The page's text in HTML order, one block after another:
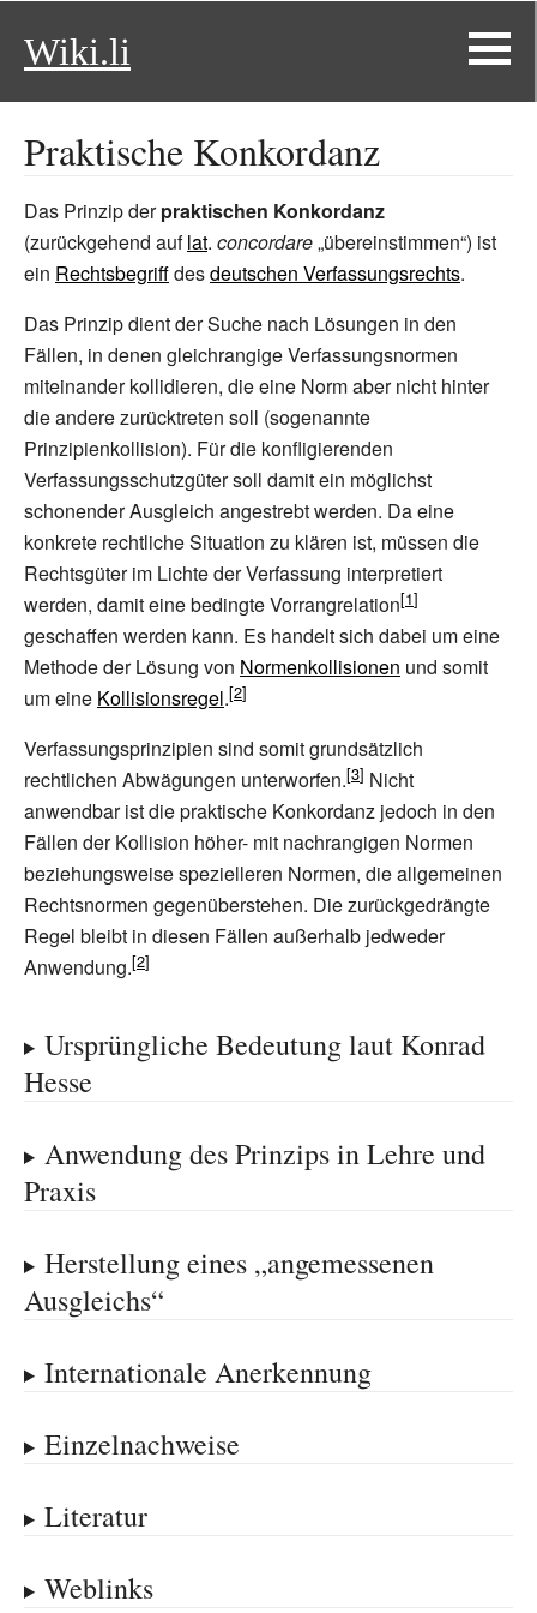
Wiki.li
Praktische Konkordanz
Das Prinzip derpraktischen Konkordanz
(zurückgehend auflat. concordare„übereinstimmen“) ist
ein Rechtsbegriffdesdeutschen Verfassungsrechts.
Das Prinzip dient der Suche nach Lösungen in den
Fällen, in denen gleichrangige Verfassungsnormen
miteinander kollidieren, die eine Norm aber nicht hinter
die andere zurücktreten soll (sogenannte
Prinzipienkollision). Für die konfligierenden
Verfassungsschutzgüter soll damit ein möglichst
schonender Ausgleich angestrebt werden. Da eine
konkrete rechtliche Situation zu klären ist, müssen die
Rechtsgüter im Lichte der Verfassung interpretiert
werden, damit eine bedingte Vorrangrelation
geschaffen werden kann. Es handelt sich dabei um eine
Methode der Lösung von Normenkollisionen und somit
um eine Kollisionsregel.
Verfassungsprinzipien sind somit grundsätzlich
rechtlichen Abwägungen unterworfen.
Nicht
anwendbar ist die praktische Konkordanz jedoch in den
Fällen der Kollision höher- mit nachrangigen Normen
beziehungsweise spezielleren Normen, die allgemeinen
Rechtsnormen gegenüberstehen. Die zurückgedrängte
Regel bleibt in diesen Fällen außerhalb jedweder
Anwendung.
Ursprüngliche Bedeutung laut Konrad
Hesse
Anwendung des Prinzips in Lehre und
Praxis
Herstellung eines „angemessenen
Ausgleichs“
Internationale Anerkennung
Einzelnachweise
Literatur
Weblinks